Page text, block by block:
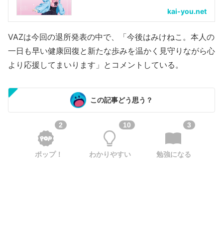
kai-you.net
VAZは今回の退所発表の中で、「今後はみけねこ。本人の
一日も早い健康回復と新たな歩みを温かく見守りながら心
より応援してまいります」とコメントしている。
この記事どう思う？
2
ポップ！
10
わかりやすい
3
勉強になる